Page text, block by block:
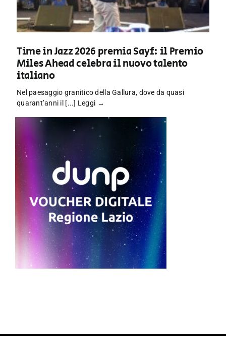
Time in Jazz 2026 premia Sayf: il Premio
Miles Ahead celebra il nuovo talento
italiano
Nel paesaggio granitico della Gallura, dove da quasi
quarant’anni il [...] Leggi →